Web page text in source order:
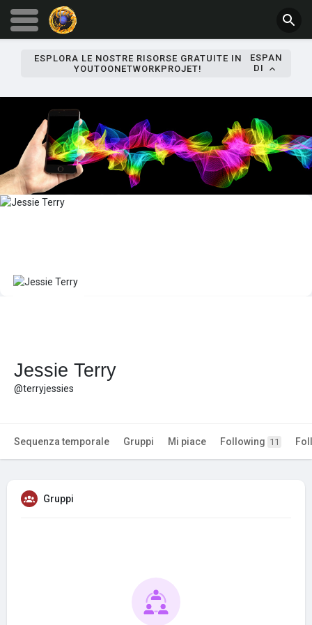
ESPLORA LE NOSTRE RISORSE GRATUITE IN
YOUTOONETWORKPROJET!
ESPAN
DI
Jessie Terry
@terryjessies
Sequenza temporale Gruppi Mi piace Following 11
Gruppi